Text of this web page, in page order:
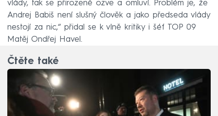
vlády, tak se přirozeně ozve a omluví. Problém je, že
Andrej Babiš není slušný člověk a jako předseda vlády
nestojí za nic,“ přidal se k vlně kritiky i šéf TOP 09
Matěj Ondřej Havel.
Čtěte také